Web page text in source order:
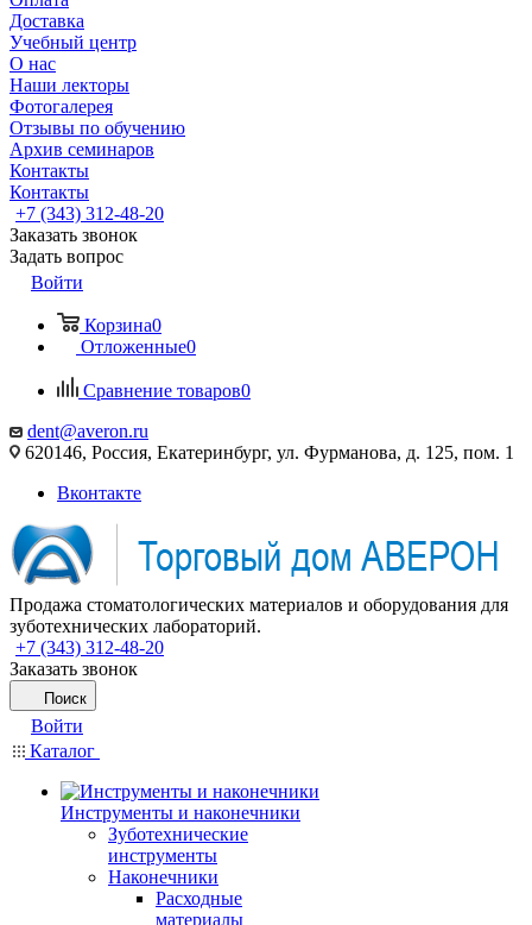
Доставка
Учебный центр
О нас
Наши лекторы
Фотогалерея
Отзывы по обучению
Архив семинаров
Контакты
Контакты
+7 (343) 312-48-20
Заказать звонок
Задать вопрос
Войти
Корзина0
Отложенные0
Сравнение товаров0
dent@averon.ru
620146, Россия, Екатеринбург, ул. Фурманова, д. 125, пом. 1
Вконтакте
Продажа стоматологических материалов и оборудования для
зуботехнических лабораторий.
+7 (343) 312-48-20
Заказать звонок
Поиск
Войти
Каталог
Инструменты и наконечники
Зуботехнические
инструменты
Наконечники
Расходные
материалы